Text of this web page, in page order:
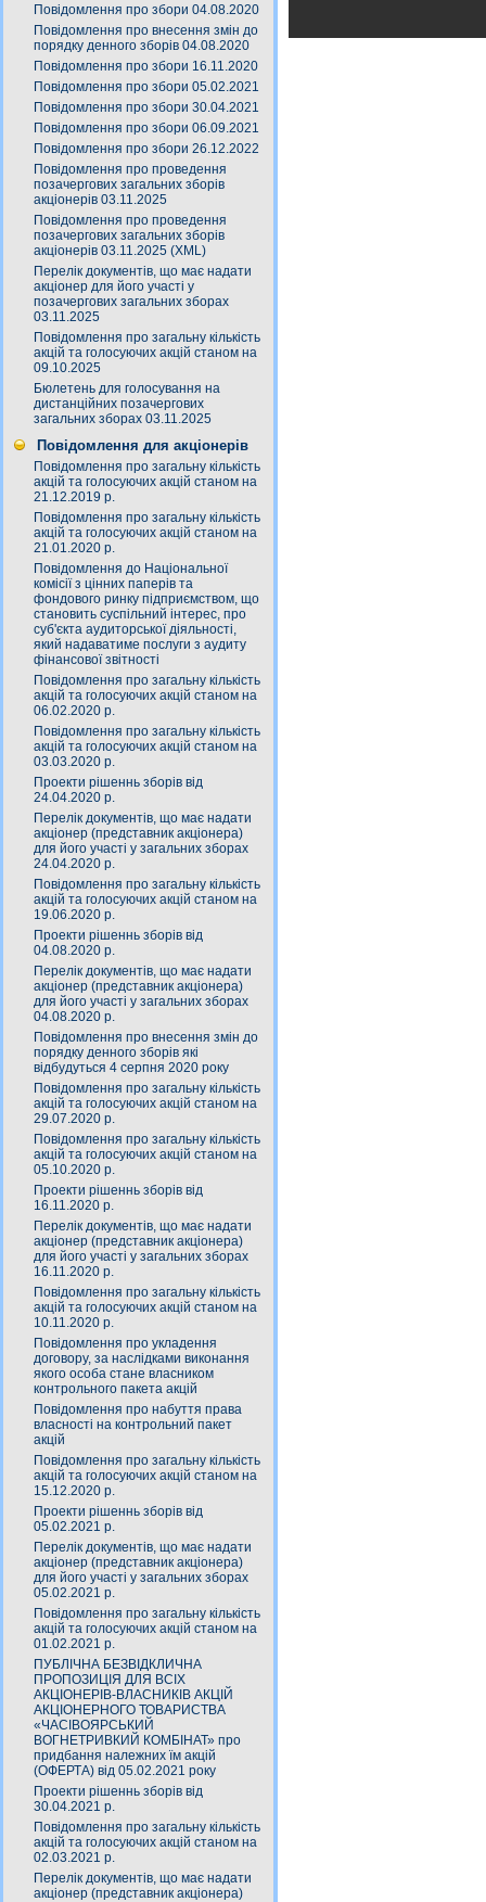
Повідомлення про збори 04.08.2020
Повідомлення про внесення змін до
порядку денного зборів 04.08.2020
Повідомлення про збори 16.11.2020
Повідомлення про збори 05.02.2021
Повідомлення про збори 30.04.2021
Повідомлення про збори 06.09.2021
Повідомлення про збори 26.12.2022
Повідомлення про проведення
позачергових загальних зборів
акціонерів 03.11.2025
Повідомлення про проведення
позачергових загальних зборів
акціонерів 03.11.2025 (XML)
Перелік документів, що має надати
акціонер для його участі у
позачергових загальних зборах
03.11.2025
Повідомлення про загальну кількість
акцій та голосуючих акцій станом на
09.10.2025
Бюлетень для голосування на
дистанційних позачергових
загальних зборах 03.11.2025
Повідомлення для акціонерів
Повідомлення про загальну кількість
акцій та голосуючих акцій станом на
21.12.2019 р.
Повідомлення про загальну кількість
акцій та голосуючих акцій станом на
21.01.2020 р.
Повідомлення до Національної
комісії з цінних паперів та
фондового ринку підприємством, що
становить суспільний інтерес, про
суб'єкта аудиторської діяльності,
який надаватиме послуги з аудиту
фінансової звітності
Повідомлення про загальну кількість
акцій та голосуючих акцій станом на
06.02.2020 р.
Повідомлення про загальну кількість
акцій та голосуючих акцій станом на
03.03.2020 р.
Проекти рішеннь зборів від
24.04.2020 р.
Перелік документів, що має надати
акціонер (представник акціонера)
для його участі у загальних зборах
24.04.2020 р.
Повідомлення про загальну кількість
акцій та голосуючих акцій станом на
19.06.2020 р.
Проекти рішеннь зборів від
04.08.2020 р.
Перелік документів, що має надати
акціонер (представник акціонера)
для його участі у загальних зборах
04.08.2020 р.
Повідомлення про внесення змін до
порядку денного зборів які
відбудуться 4 серпня 2020 року
Повідомлення про загальну кількість
акцій та голосуючих акцій станом на
29.07.2020 р.
Повідомлення про загальну кількість
акцій та голосуючих акцій станом на
05.10.2020 р.
Проекти рішеннь зборів від
16.11.2020 р.
Перелік документів, що має надати
акціонер (представник акціонера)
для його участі у загальних зборах
16.11.2020 р.
Повідомлення про загальну кількість
акцій та голосуючих акцій станом на
10.11.2020 р.
Повідомлення про укладення
договору, за наслідками виконання
якого особа стане власником
контрольного пакета акцій
Повідомлення про набуття права
власності на контрольний пакет
акцій
Повідомлення про загальну кількість
акцій та голосуючих акцій станом на
15.12.2020 р.
Проекти рішеннь зборів від
05.02.2021 р.
Перелік документів, що має надати
акціонер (представник акціонера)
для його участі у загальних зборах
05.02.2021 р.
Повідомлення про загальну кількість
акцій та голосуючих акцій станом на
01.02.2021 р.
ПУБЛІЧНА БЕЗВІДКЛИЧНА
ПРОПОЗИЦІЯ ДЛЯ ВСІХ
АКЦІОНЕРІВ-ВЛАСНИКІВ АКЦІЙ
АКЦІОНЕРНОГО ТОВАРИСТВА
«ЧАСIВОЯРСЬКИЙ
ВОГНЕТРИВКИЙ КОМБIНАТ» про
придбання належних їм акцій
(ОФЕРТА) від 05.02.2021 року
Проекти рішеннь зборів від
30.04.2021 р.
Повідомлення про загальну кількість
акцій та голосуючих акцій станом на
02.03.2021 р.
Перелік документів, що має надати
акціонер (представник акціонера)